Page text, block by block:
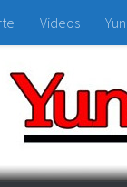
Videos